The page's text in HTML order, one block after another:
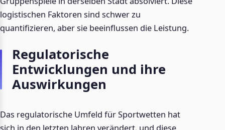
logistischen Faktoren sind schwer zu
quantifizieren, aber sie beeinflussen die Leistung.
Regulatorische
Entwicklungen und ihre
Auswirkungen
Das regulatorische Umfeld für Sportwetten hat